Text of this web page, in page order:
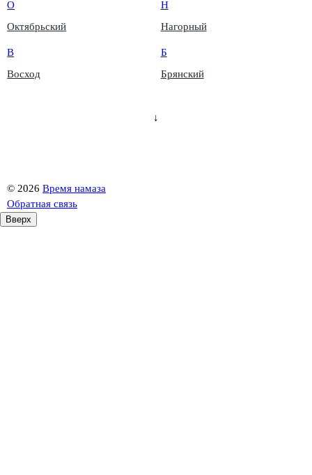
О
Октябрьский
Н
Нагорный
В
Восход
Б
Брянский
↓
© 2026 Время намаза
Обратная связь
Вверх